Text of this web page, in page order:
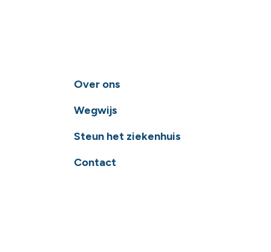
Over ons
Wegwijs
Steun het ziekenhuis
Contact